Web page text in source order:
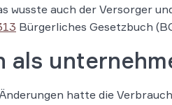
wusste auch der Versorger
Bürgerliches Gesetzbuch
als
hatte die